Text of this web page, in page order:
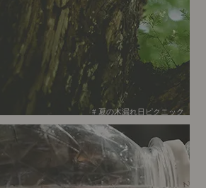
# 夏の木漏れ日ピクニック